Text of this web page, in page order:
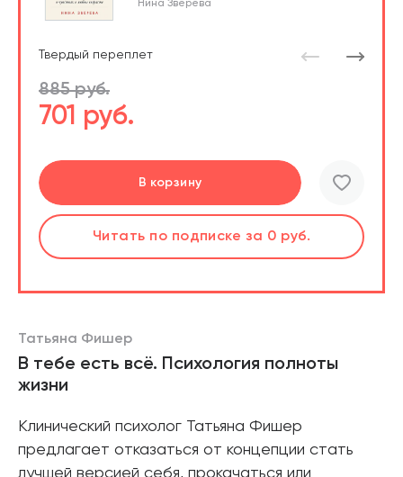
Нина Зверева
Твердый переплет
885 руб.
701 руб.
В корзину
В корзине
Читать по подписке за 0 руб.
Перейти
Читать по подписке за 0 руб.
Татьяна Фишер
В тебе есть всё. Психология полноты
жизни
Клинический психолог Татьяна Фишер
предлагает отказаться от концепции стать
лучшей версией себя, прокачаться или